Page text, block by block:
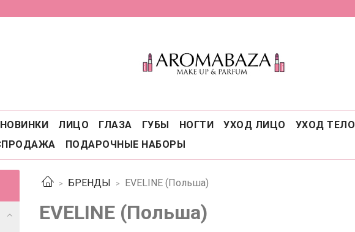
НОВИНКИ ЛИЦО ГЛАЗА ГУБЫ НОГТИ УХОД ЛИЦО УХОД ТЕЛО
ПОДАРОЧНЫЕ НАБОРЫ
БРЕНДЫ EVELINE (Польша)
EVELINE (Польша)